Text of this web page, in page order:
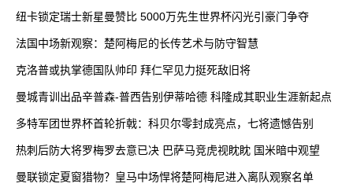
纽卡锁定瑞士新星曼赞比 5000万先生世界杯闪光引豪门争夺
法国中场新观察：楚阿梅尼的长传艺术与防守智慧
克洛普或执掌德国队帅印 拜仁罕见力挺死敌旧将
曼城青训出品辛普森-普西告别伊蒂哈德 科隆成其职业生涯新起点
多特军团世界杯首轮折戟：科贝尔零封成亮点，七将遗憾告别
热刺后防大将罗梅罗去意已决 巴萨马竞虎视眈眈 国米暗中观望
曼联锁定夏窗猎物？皇马中场悍将楚阿梅尼进入离队观察名单